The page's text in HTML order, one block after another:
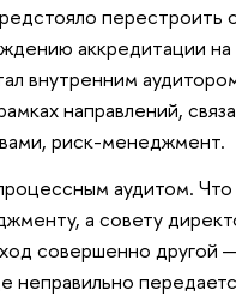
перестроить
аккредитации
внутренним
направлений,
риск-менеджмент.
аудитом.
а совету
совершенно другой
неправильно